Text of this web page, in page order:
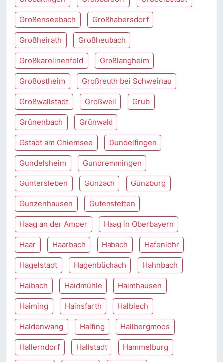
Großenseebach Großhabersdorf
Großheirath Großheubach
Großkarolinenfeld Großlangheim
Großostheim Großreuth bei Schweinau
Großwallstadt Großweil Grub
Grünenbach Grünwald
Gstadt am Chiemsee Gundelfingen
Gundelsheim Gundremmingen
Güntersleben Günzach Günzburg
Gunzenhausen Gutenstetten
Haag an der Amper Haag in Oberbayern
Haar Haarbach Habach Hafenlohr
Hagelstadt Hagenbüchach Hahnbach
Haibach Haidmühle Haimhausen
Haiming Hainsfarth Halblech
Haldenwang Halfing Hallbergmoos
Hallerndorf Hallstadt Hammelburg